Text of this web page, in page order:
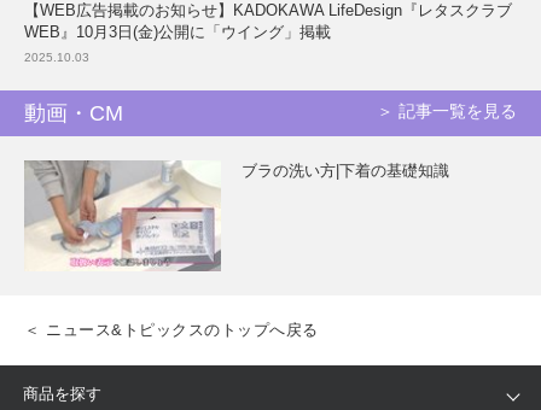
【WEB広告掲載のお知らせ】KADOKAWA LifeDesign『レタスクラブ
WEB』10月3日(金)公開に「ウイング」掲載
2025.10.03
動画・CM ＞ 記事一覧を見る
ブラの洗い方|下着の基礎知識
＜ ニュース&トピックスのトップへ戻る
商品を探す